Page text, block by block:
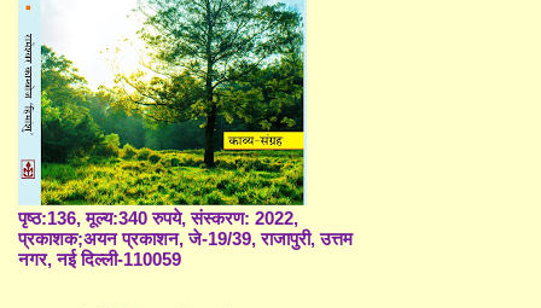
पृष्ठ:136, मूल्य:340 रुपये, संस्करण: 2022,
प्रकाशक;अयन प्रकाशन, जे-19/39, राजापुरी, उत्तम
नगर, नई दिल्ली-110059